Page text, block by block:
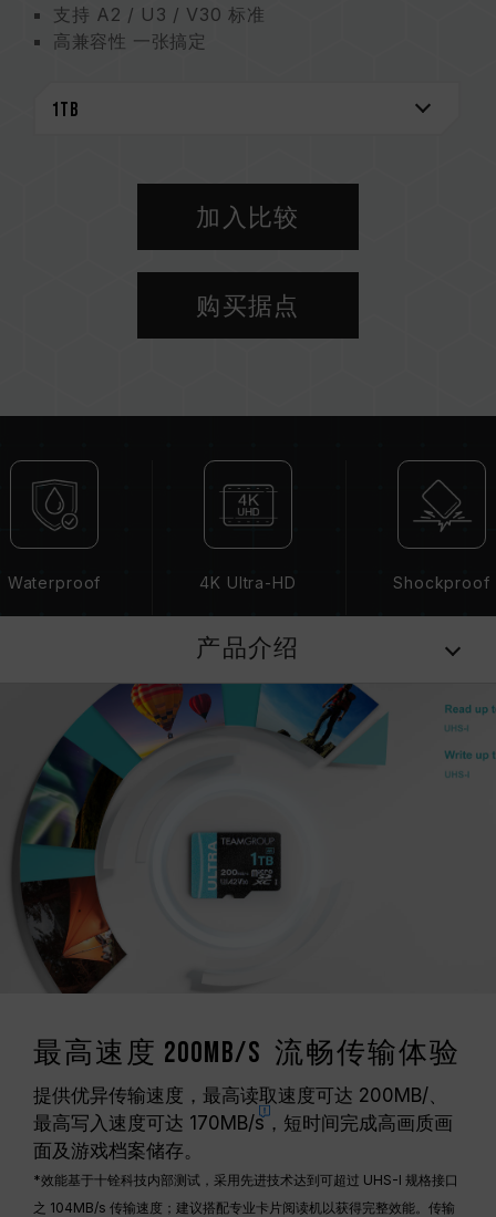
支持 A2 / U3 / V30 标准
高兼容性 一张搞定
加入比较
购买据点
Waterproof 4K Ultra-HD Shockproof
产品介绍
最高速度 200MB/s 流畅传输体验
提供优异传输速度，最高读取速度可达 200MB/、
最高写入速度可达 170MB/s，短时间完成高画质画
面及游戏档案储存。
*效能基于十铨科技内部测试，采用先进技术达到可超过 UHS-I 规格接口
之 104MB/s 传输速度；建议搭配专业卡片阅读机以获得完整效能。传输